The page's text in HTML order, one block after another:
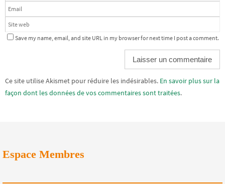
Save my name, email, and site URL in my browser for next time I post a comment.
Alternative:
Ce site utilise Akismet pour réduire les indésirables. En savoir plus sur la
façon dont les données de vos commentaires sont traitées.
Espace Membres